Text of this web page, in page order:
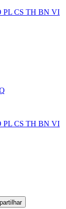
PL CS TH BN VI
PL CS TH BN VI